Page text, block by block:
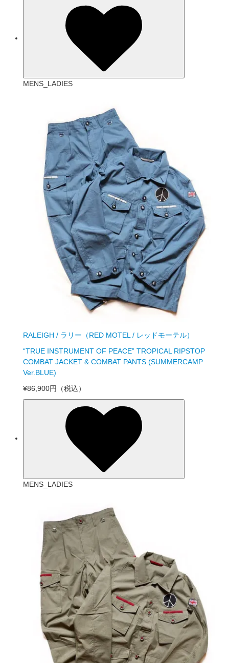
MENS_LADIES
RALEIGH / ラリー（RED MOTEL / レッドモーテル）
“TRUE INSTRUMENT OF PEACE” TROPICAL RIPSTOP
COMBAT JACKET & COMBAT PANTS (SUMMERCAMP
Ver.BLUE)
¥86,900円
（税込）
MENS_LADIES